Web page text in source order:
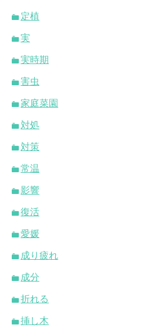
定植
実
実時期
害虫
家庭菜園
対処
対策
常温
影響
復活
愛媛
成り疲れ
成分
折れる
挿し木